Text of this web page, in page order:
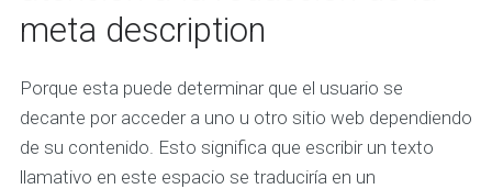
meta description
Porque esta puede determinar que el usuario se
decante por acceder a uno u otro sitio web dependiendo
de su contenido. Esto significa que escribir un texto
llamativo en este espacio se traduciría en un